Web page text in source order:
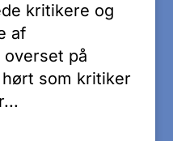
kritikere og
af
på
som kritiker